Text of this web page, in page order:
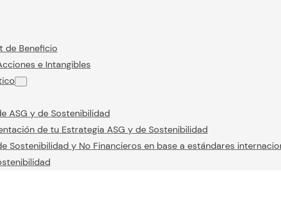
de Beneficio
e Intangibles
ASG y de Sostenibilidad
de tu Estrategia ASG y de Sostenibilidad
Sostenibilidad y No Financieros en base a estándares